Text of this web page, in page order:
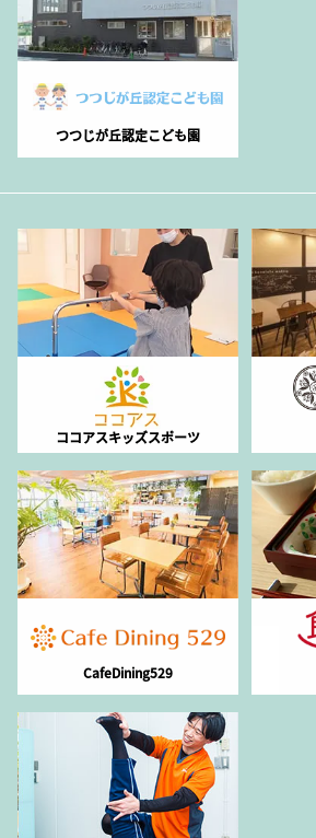
つつじが丘認定こども園
ココアスキッズスポーツ
CafeDining529